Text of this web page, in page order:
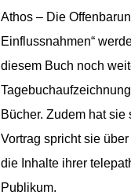
Athos – Die
Einflussnahmen“
diesem Buch noch
Bücher. Zudem hat sie
Vortrag spricht sie
die Inhalte ihrer
Publikum.